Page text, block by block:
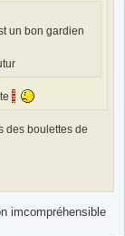
un bon gardien
des boulettes de
imcompréhensible